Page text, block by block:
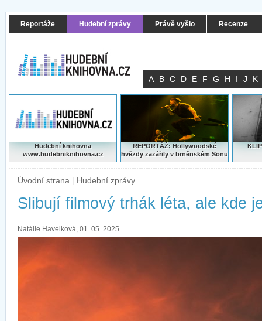
Reportáže Hudební zprávy Právě vyšlo Recenze
A B C D E F G H I J K
Hudební knihovna
www.hudebniknihovna.cz
REPORTÁŽ: Hollywoodské
hvězdy zazářily v brněnském Sonu
Úvodní strana | Hudební zprávy
Slibují filmový trhák léta, ale kde
Natálie Havelková, 01. 05. 2025